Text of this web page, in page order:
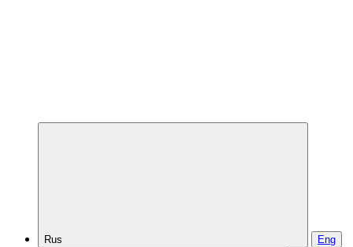
Rus Eng